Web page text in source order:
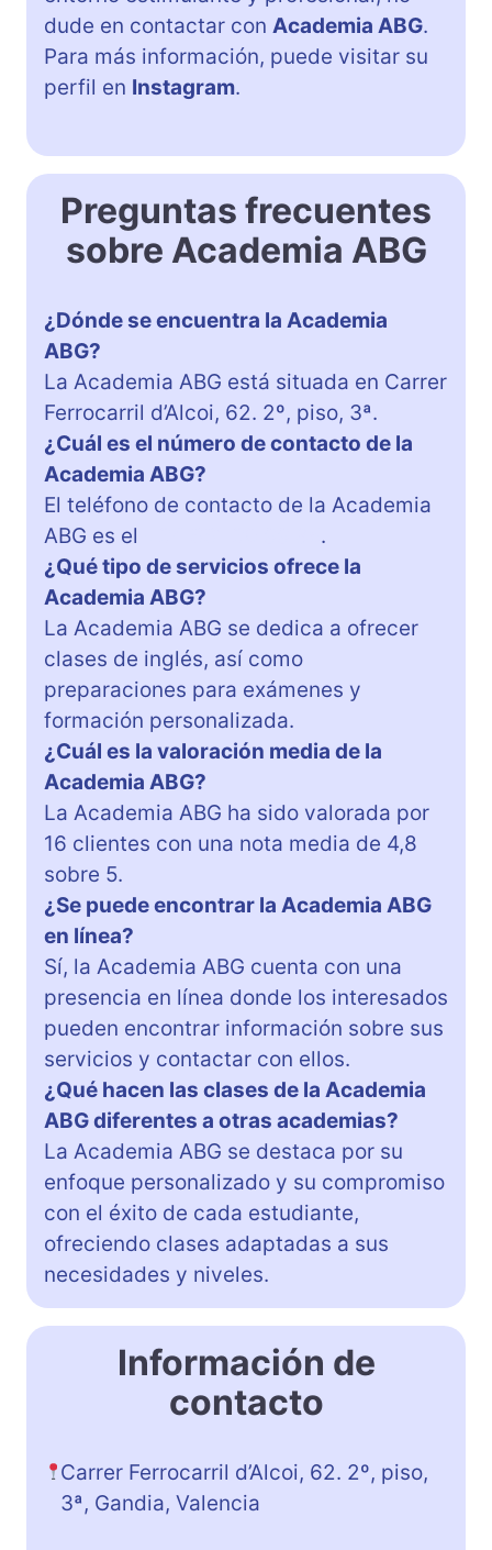
dude en contactar con Academia ABG.
Para más información, puede visitar su
perfil en Instagram.
Preguntas frecuentes
sobre Academia ABG
¿Dónde se encuentra la Academia
ABG?
La Academia ABG está situada en Carrer
Ferrocarril d’Alcoi, 62. 2º, piso, 3ª.
¿Cuál es el número de contacto de la
Academia ABG?
El teléfono de contacto de la Academia
ABG es el
.
¿Qué tipo de servicios ofrece la
Academia ABG?
La Academia ABG se dedica a ofrecer
clases de inglés, así como
preparaciones para exámenes y
formación personalizada.
¿Cuál es la valoración media de la
Academia ABG?
La Academia ABG ha sido valorada por
16 clientes con una nota media de 4,8
sobre 5.
¿Se puede encontrar la Academia ABG
en línea?
Sí, la Academia ABG cuenta con una
presencia en línea donde los interesados
pueden encontrar información sobre sus
servicios y contactar con ellos.
¿Qué hacen las clases de la Academia
ABG diferentes a otras academias?
La Academia ABG se destaca por su
enfoque personalizado y su compromiso
con el éxito de cada estudiante,
ofreciendo clases adaptadas a sus
necesidades y niveles.
Información de
contacto
Carrer Ferrocarril d’Alcoi, 62. 2º, piso,
3ª, Gandia, Valencia